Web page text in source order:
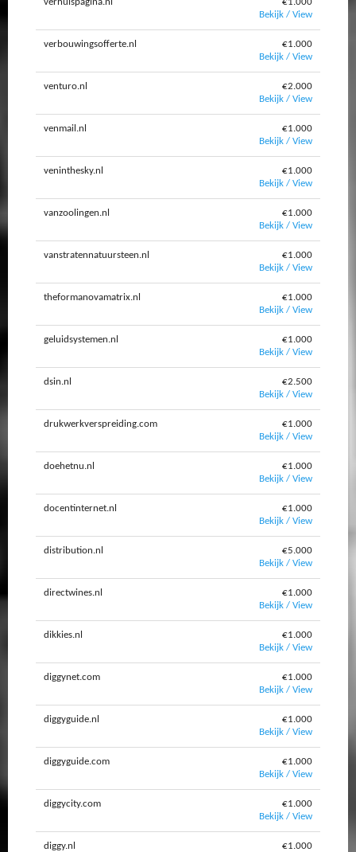
Bekijk / View
verbouwingsofferte.nl
€1.000
Bekijk / View
venturo.nl
€2.000
Bekijk / View
venmail.nl
€1.000
Bekijk / View
veninthesky.nl
€1.000
Bekijk / View
vanzoolingen.nl
€1.000
Bekijk / View
vanstratennatuursteen.nl
€1.000
Bekijk / View
theformanovamatrix.nl
€1.000
Bekijk / View
geluidsystemen.nl
€1.000
Bekijk / View
dsin.nl
€2.500
Bekijk / View
drukwerkverspreiding.com
€1.000
Bekijk / View
doehetnu.nl
€1.000
Bekijk / View
docentinternet.nl
€1.000
Bekijk / View
distribution.nl
€5.000
Bekijk / View
directwines.nl
€1.000
Bekijk / View
dikkies.nl
€1.000
Bekijk / View
diggynet.com
€1.000
Bekijk / View
diggyguide.nl
€1.000
Bekijk / View
diggyguide.com
€1.000
Bekijk / View
diggycity.com
€1.000
Bekijk / View
diggy.nl
€1.000